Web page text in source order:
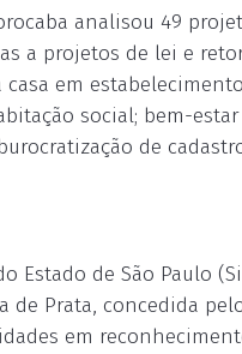
analisou 49
a projetos de lei e
em
social; bem-
de
Estado de São Paulo
de Prata, concedida
em